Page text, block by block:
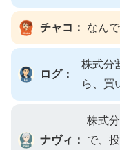
チャコ： なん
ログ：
株式分
ら、買
ナヴィ：
株式
で、